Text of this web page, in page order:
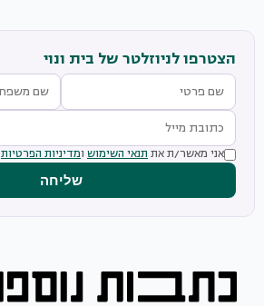
הצטרפו לניוזלטר של בית ונוי
אני מאשר/ת את תנאי השימוש ומדיניות הפרטיות
שליחה